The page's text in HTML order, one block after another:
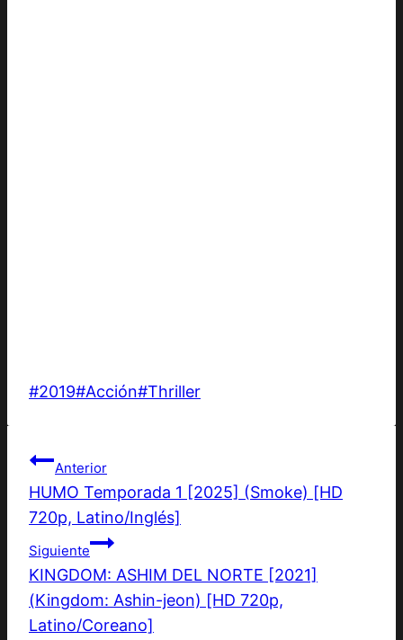
Etiquetas
entrada:
#2019#Acción#Thriller
Navegación
de
entradas
Anterior
HUMO Temporada 1 [2025] (Smoke) [HD
720p, Latino/Inglés]
Siguiente
KINGDOM: ASHIM DEL NORTE [2021]
(Kingdom: Ashin-jeon) [HD 720p,
Latino/Coreano]